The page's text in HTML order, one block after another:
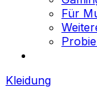
Für
Kleidung